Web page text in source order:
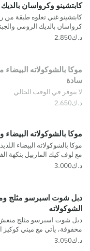
كابتشينو وكرواسان
كابتشينو غني تعلوه طبقة من
كرواسان بالديك الرومي
قشقوان، وحلوم.
موكا بالشوكولاته
سادة
لا يتوفر في الوقت الحالي
موكا بالشوكولاته
موكا بالشوكولاته البيضاء
مع لوف كيك الماربيل بنكهة
دبل شوت اسبرسو مثلج
الشوكولاته
دبل شوت اسبرسو مثلج
مخفوقة، يأتي مع ميني كوكيز